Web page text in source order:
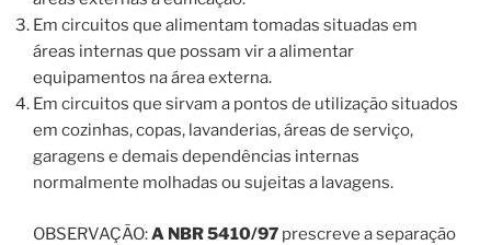
Em circuitos que alimentam tomadas situadas em
áreas internas que possam vir a alimentar
equipamentos na área externa.
Em circuitos que sirvam a pontos de utilização situados
em cozinhas, copas, lavanderias, áreas de serviço,
garagens e demais dependências internas
normalmente molhadas ou sujeitas a lavagens.
OBSERVAÇÃO:A NBR 5410/97 prescreve a separação